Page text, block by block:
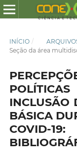
INÍCIO /
Seção da área
INCLUSÃO
BÁSICA
COVID-